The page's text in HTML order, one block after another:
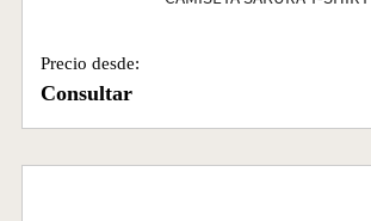
Precio desde:
Consultar